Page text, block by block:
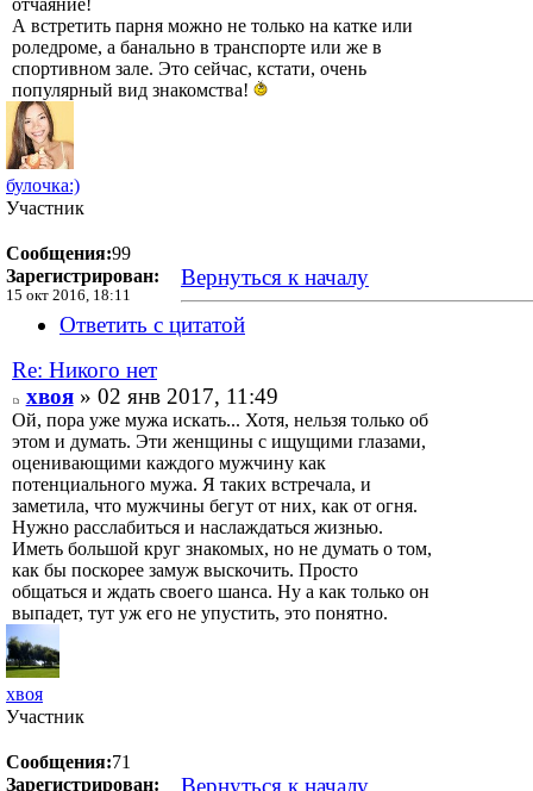
А встретить парня можно не только на катке или
роледроме, а банально в транспорте или же в
спортивном зале. Это сейчас, кстати, очень
популярный вид знакомства!
булочка:)
Участник
Сообщения:99
Зарегистрирован:
15 окт 2016, 18:11
Вернуться к началу
Ответить с цитатой
Re: Никого нет
хвоя» 02 янв 2017, 11:49
Ой, пора уже мужа искать... Хотя, нельзя только об
этом и думать. Эти женщины с ищущими глазами,
оценивающими каждого мужчину как
потенциального мужа. Я таких встречала, и
заметила, что мужчины бегут от них, как от огня.
Нужно расслабиться и наслаждаться жизнью.
Иметь большой круг знакомых, но не думать о том,
как бы поскорее замуж выскочить. Просто
общаться и ждать своего шанса. Ну а как только он
выпадет, тут уж его не упустить, это понятно.
хвоя
Участник
Сообщения:71
Зарегистрирован:
Вернуться к началу